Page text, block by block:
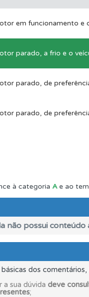
aqui todas as
teste que
dos seus testes no
dá-lhe uma
código da estrada na
uma questão
apresenta-lhe
dificuldade do teste
em funcionamento e
parado, a frio e o
parado, de
parado, de
à categoria Ae ao
não possui conteúdo
básicas dos
a sua dúvida deve
;